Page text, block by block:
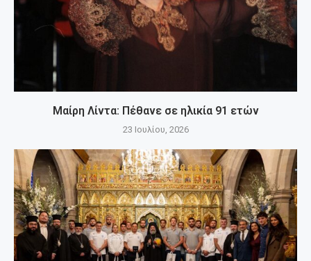
Μαίρη Λίντα: Πέθανε σε ηλικία 91 ετών
23 Ιουλίου, 2026